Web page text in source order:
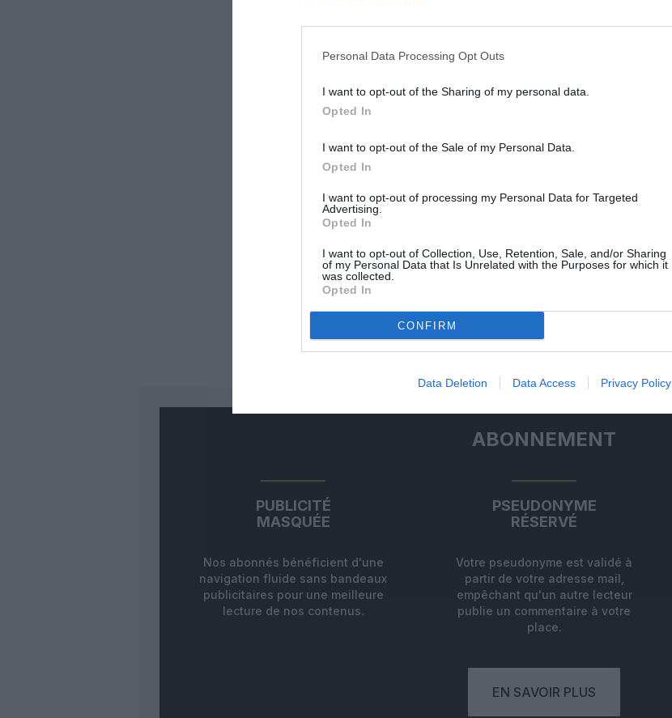
Personal Data Processing Opt Outs
I want to opt-out of the Sharing of my personal data.
Opted In
I want to opt-out of the Sale of my Personal Data.
Opted In
I want to opt-out of processing my Personal Data for Targeted
Advertising.
Opted In
I want to opt-out of Collection, Use, Retention, Sale, and/or Sharing
of my Personal Data that Is Unrelated with the Purposes for which it
was collected.
Opted In
CONFIRM
Data Deletion Data Access Privacy Policy
ABONNEMENT
PUBLICITÉ
MASQUÉE
Nos abonnés bénéficient d'une
navigation fluide sans bandeaux
publicitaires pour une meilleure
lecture de nos contenus.
PSEUDONYME
RÉSERVÉ
Votre pseudonyme est validé à
partir de votre adresse mail,
empêchant qu'un autre lecteur
publie un commentaire à votre
place.
EN SAVOIR PLUS